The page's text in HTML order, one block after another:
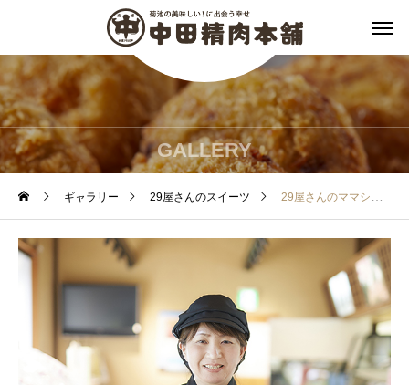
GALLERY
ギャラリー 29屋さんのスイーツ 29屋さんのママシェフ